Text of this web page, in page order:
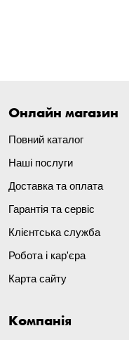
Онлайн магазин
Повний каталог
Наші послуги
Доставка та оплата
Гарантія та сервіс
Клієнтська служба
Робота і кар'єра
Карта сайту
Компанія